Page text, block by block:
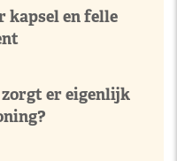
kapsel en felle
er eigenlijk